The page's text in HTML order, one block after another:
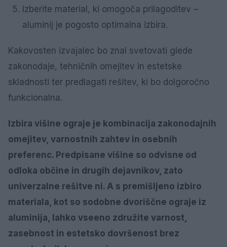
Izberite material, ki omogoča prilagoditev –
aluminij je pogosto optimalna izbira.
Kakovosten izvajalec bo znal svetovati glede
zakonodaje, tehničnih omejitev in estetske
skladnosti ter predlagati rešitev, ki bo dolgoročno
funkcionalna.
Izbira višine ograje je kombinacija zakonodajnih
omejitev, varnostnih zahtev in osebnih
preferenc. Predpisane višine so odvisne od
odloka občine in drugih dejavnikov, zato
univerzalne rešitve ni. A s premišljeno izbiro
materiala, kot so sodobne dvoriščne ograje iz
aluminija, lahko vseeno združite varnost,
zasebnost in estetsko dovršenost brez